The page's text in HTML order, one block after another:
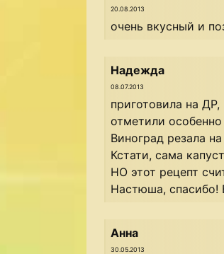
20.08.2013
очень вкусный и
Надежда
08.07.2013
приготовила на
отметили особенно
Виноград резала
Кстати, сама
НО этот рецепт
Настюша, спасибо!
Анна
30.05.2013